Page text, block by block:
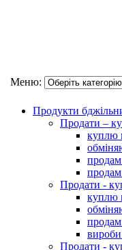
Меню:
Продукти
Продати –
куплю
Продати -
куплю
продам
Продати -